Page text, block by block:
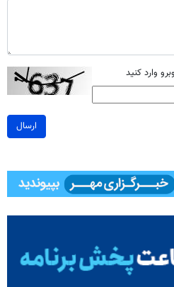
وارد کنید
ارسال